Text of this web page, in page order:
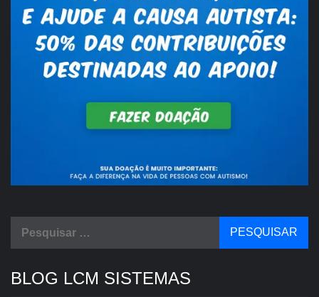
BLOG LCM SISTEMAS